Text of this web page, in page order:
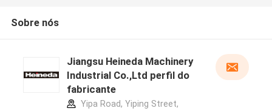
Sobre nós
Jiangsu Heineda Machinery
Industrial Co.,Ltd perfil do
fabricante
Yipa Road, Yiping Street,